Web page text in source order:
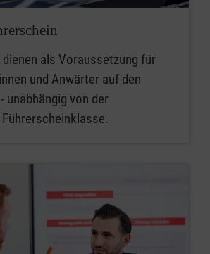
dienen als Voraussetzung für
und Anwärter auf den
unabhängig von der